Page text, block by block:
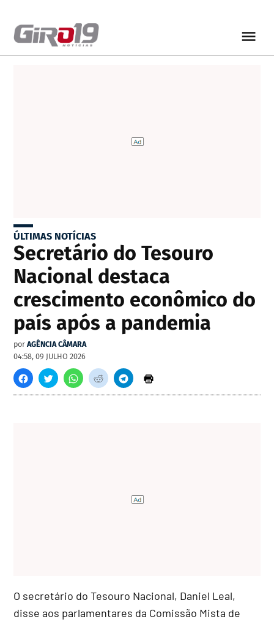
ÚLTIMAS NOTÍCIAS
Secretário do Tesouro
Nacional destaca
crescimento econômico do
país após a pandemia
por AGÊNCIA CÂMARA
04:58, 09 JULHO 2026
O secretário do Tesouro Nacional, Daniel Leal,
disse aos parlamentares da Comissão Mista de